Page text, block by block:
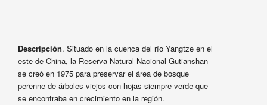
Descripción. Situado en la cuenca del río Yangtze en el
este de China, la Reserva Natural Nacional Gutianshan
se creó en 1975 para preservar el área de bosque
perenne de árboles viejos con hojas siempre verde que
se encontraba en crecimiento en la región.